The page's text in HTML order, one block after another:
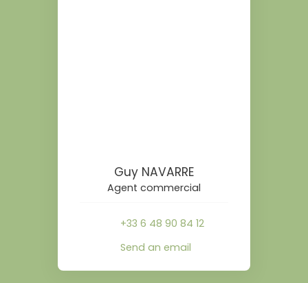
Guy NAVARRE
Agent commercial
+33 6 48 90 84 12
Send an email